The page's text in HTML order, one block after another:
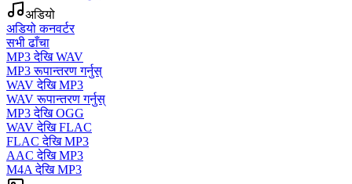
अडियो
अडियो कनवर्टर
सभी ढाँचा
MP3 देखि WAV
MP3 रूपान्तरण गर्नुस्
WAV देखि MP3
WAV रूपान्तरण गर्नुस्
MP3 देखि OGG
WAV देखि FLAC
FLAC देखि MP3
AAC देखि MP3
M4A देखि MP3